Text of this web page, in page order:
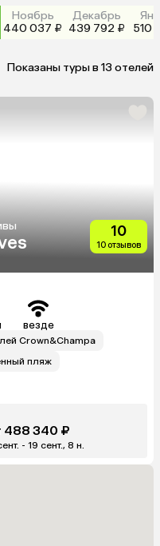
Ноябрь
440 037 ₽
Декабрь
439 792 ₽
510
Показаны туры в 13 отелей
10
10 отзывов
везде
Crown&Champa
пляж
488 340 ₽
- 19 сент., 8 н.